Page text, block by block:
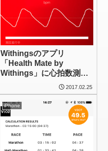
Withingsのアプリ
「Health Mate by
Withings」に心拍数測定
機能が搭載された、、、
お～ぉぉ？ずっと前から
あった？(^_^;)
2017.02.25
iPhone